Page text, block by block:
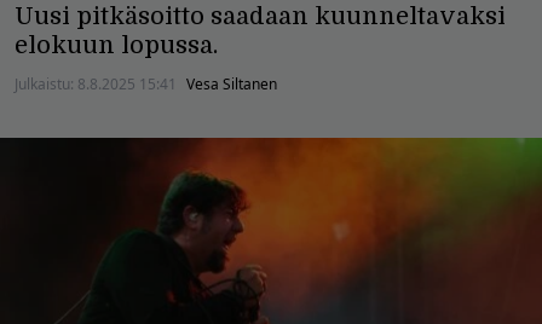
Uusi pitkäsoitto saadaan kuunneltavaksi
elokuun lopussa.
Julkaistu: 8.8.2025 15:41 Vesa Siltanen